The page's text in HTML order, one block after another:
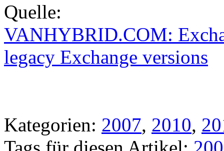
Quelle:
VANHYBRID.COM:
legacy Exchange versions
Kategorien: 2007, 2010,